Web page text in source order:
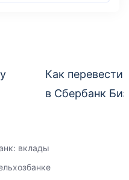
Как перевести
в Сбербанк
вклады